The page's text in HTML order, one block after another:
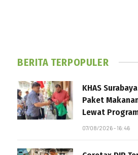
BERITA TERPOPULER
KHAS
Paket
Lewat
07/08/2026 - 16:46